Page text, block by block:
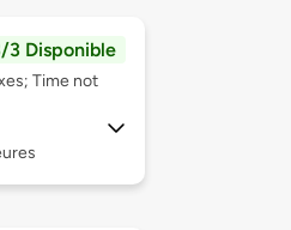
3 Disponible
Time not